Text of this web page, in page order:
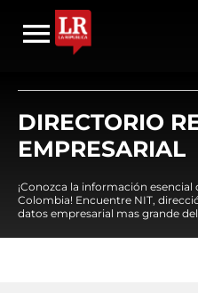
DIRECTORIO
EMPRESARIAL
¡Conozca la información
Colombia! Encuentre NIT,
datos empresarial mas grande